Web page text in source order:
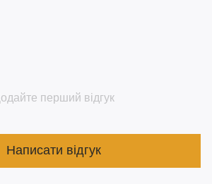
перший відгук
Написати відгук